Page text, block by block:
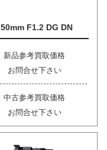
50mm F1.2 DG DN
新品参考買取価格
お問合せ下さい
中古参考買取価格
お問合せ下さい